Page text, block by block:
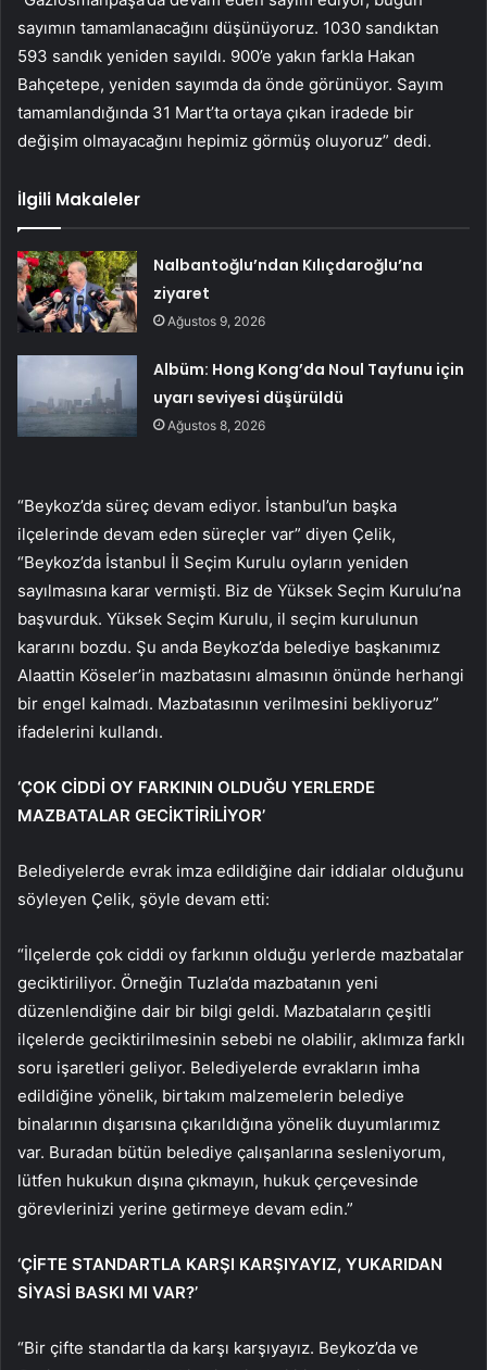
sayımın tamamlanacağını düşünüyoruz. 1030 sandıktan
593 sandık yeniden sayıldı. 900’e yakın farkla Hakan
Bahçetepe, yeniden sayımda da önde görünüyor. Sayım
tamamlandığında 31 Mart’ta ortaya çıkan iradede bir
değişim olmayacağını hepimiz görmüş oluyoruz” dedi.
İlgili Makaleler
Nalbantoğlu’ndan Kılıçdaroğlu’na
ziyaret
Ağustos 9, 2026
Albüm: Hong Kong’da Noul Tayfunu için
uyarı seviyesi düşürüldü
Ağustos 8, 2026
“Beykoz’da süreç devam ediyor. İstanbul’un başka
ilçelerinde devam eden süreçler var” diyen Çelik,
“Beykoz’da İstanbul İl Seçim Kurulu oyların yeniden
sayılmasına karar vermişti. Biz de Yüksek Seçim Kurulu’na
başvurduk. Yüksek Seçim Kurulu, il seçim kurulunun
kararını bozdu. Şu anda Beykoz’da belediye başkanımız
Alaattin Köseler’in mazbatasını almasının önünde herhangi
bir engel kalmadı. Mazbatasının verilmesini bekliyoruz”
ifadelerini kullandı.
‘ÇOK CİDDİ OY FARKININ OLDUĞU YERLERDE
MAZBATALAR GECİKTİRİLİYOR’
Belediyelerde evrak imza edildiğine dair iddialar olduğunu
söyleyen Çelik, şöyle devam etti:
“İlçelerde çok ciddi oy farkının olduğu yerlerde mazbatalar
geciktiriliyor. Örneğin Tuzla’da mazbatanın yeni
düzenlendiğine dair bir bilgi geldi. Mazbataların çeşitli
ilçelerde geciktirilmesinin sebebi ne olabilir, aklımıza farklı
soru işaretleri geliyor. Belediyelerde evrakların imha
edildiğine yönelik, birtakım malzemelerin belediye
binalarının dışarısına çıkarıldığına yönelik duyumlarımız
var. Buradan bütün belediye çalışanlarına sesleniyorum,
lütfen hukukun dışına çıkmayın, hukuk çerçevesinde
görevlerinizi yerine getirmeye devam edin.”
‘ÇİFTE STANDARTLA KARŞI KARŞIYAYIZ, YUKARIDAN
SİYASİ BASKI MI VAR?’
“Bir çifte standartla da karşı karşıyayız. Beykoz’da ve